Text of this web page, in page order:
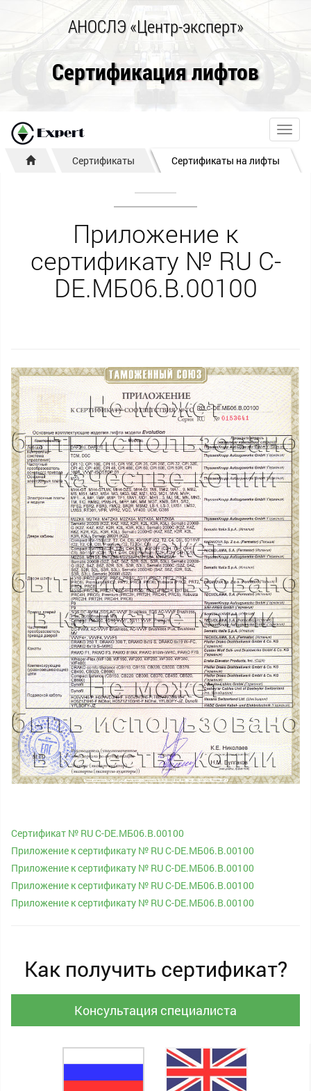
АНОСЛЭ «Центр-эксперт»
Сертификация лифтов
Сертификаты Сертификаты на лифты
Приложение к
сертификату № RU С-
DE.МБ06.B.00100
Сертификат № RU С-DE.МБ06.B.00100
Приложение к сертификату № RU С-DE.МБ06.B.00100
Приложение к сертификату № RU С-DE.МБ06.B.00100
Приложение к сертификату № RU С-DE.МБ06.B.00100
Приложение к сертификату № RU С-DE.МБ06.B.00100
Как получить сертификат?
Консультация специалиста